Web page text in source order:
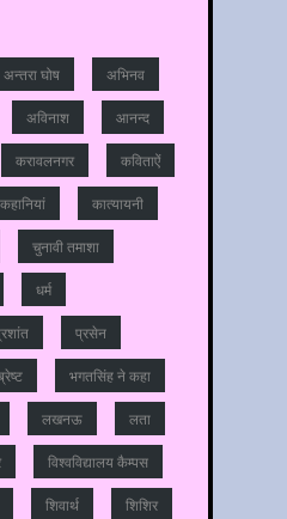
अन्‍तरा घोष अभिनव
अविनाश आनन्‍द
करावलनगर कविताऐं
कहानियां कात्‍यायनी
चुनावी तमाशा
धर्म
प्रसेन
भगतसिंह ने कहा
लखनऊ लता
विश्‍वविद्यालय कैम्‍पस
शिवार्थ शिशिर